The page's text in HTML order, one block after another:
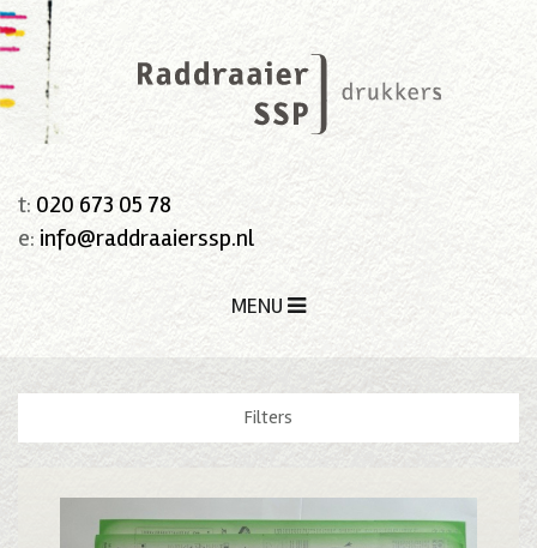
t: 020 673 05 78
e: info@raddraaierssp.nl
MENU
Filters